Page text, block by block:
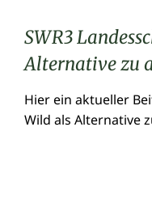
SWR3
Alternative zu
Hier ein aktueller
Wild als Alternative